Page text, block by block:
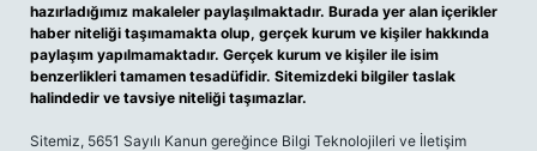
hazırladığımız makaleler paylaşılmaktadır. Burada yer alan içerikler
haber niteliği taşımamakta olup, gerçek kurum ve kişiler hakkında
paylaşım yapılmamaktadır. Gerçek kurum ve kişiler ile isim
benzerlikleri tamamen tesadüfidir. Sitemizdeki bilgiler taslak
halindedir ve tavsiye niteliği taşımazlar.
Sitemiz, 5651 Sayılı Kanun gereğince Bilgi Teknolojileri ve İletişim